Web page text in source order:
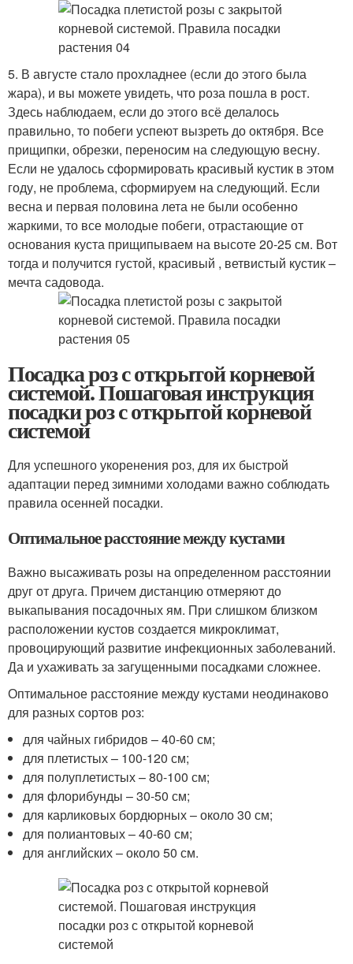
5. В августе стало прохладнее (если до этого была
жара), и вы можете увидеть, что роза пошла в рост.
Здесь наблюдаем, если до этого всё делалось
правильно, то побеги успеют вызреть до октября. Все
прищипки, обрезки, переносим на следующую весну.
Если не удалось сформировать красивый кустик в этом
году, не проблема, сформируем на следующий. Если
весна и первая половина лета не были особенно
жаркими, то все молодые побеги, отрастающие от
основания куста прищипываем на высоте 20-25 см. Вот
тогда и получится густой, красивый , ветвистый кустик –
мечта садовода.
Посадка роз с открытой корневой
системой. Пошаговая инструкция
посадки роз с открытой корневой
системой
Для успешного укоренения роз, для их быстрой
адаптации перед зимними холодами важно соблюдать
правила осенней посадки.
Оптимальное расстояние между кустами
Важно высаживать розы на определенном расстоянии
друг от друга. Причем дистанцию отмеряют до
выкапывания посадочных ям. При слишком близком
расположении кустов создается микроклимат,
провоцирующий развитие инфекционных заболеваний.
Да и ухаживать за загущенными посадками сложнее.
Оптимальное расстояние между кустами неодинаково
для разных сортов роз:
для чайных гибридов – 40-60 см;
для плетистых – 100-120 см;
для полуплетистых – 80-100 см;
для флорибунды – 30-50 см;
для карликовых бордюрных – около 30 см;
для полиантовых – 40-60 см;
для английских – около 50 см.